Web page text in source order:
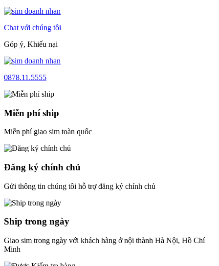
Chat với chúng tôi
Góp ý, Khiếu nại
0878.11.5555
Miễn phí ship
Miễn phí giao sim toàn quốc
Đăng ký chính chủ
Gửi thông tin chúng tôi hỗ trợ đăng ký chính chủ
Ship trong ngày
Giao sim trong ngày với khách hàng ở nội thành Hà Nội, Hồ Chí
Minh